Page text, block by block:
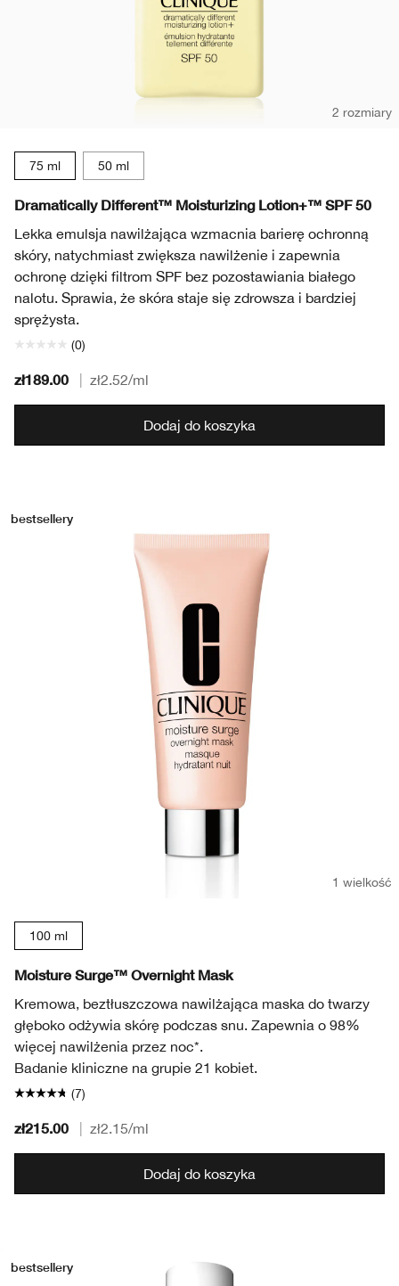
2 rozmiary
75 ml 50 ml
Dramatically Different™ Moisturizing Lotion+™ SPF 50
Lekka emulsja nawilżająca wzmacnia barierę ochronną
skóry, natychmiast zwiększa nawilżenie i zapewnia
ochronę dzięki filtrom SPF bez pozostawiania białego
nalotu. Sprawia, że skóra staje się zdrowsza i bardziej
sprężysta.
(0)
zł189.00 zł2.52/ml
Dodaj do koszyka
bestsellery
1 wielkość
100 ml
Moisture Surge™ Overnight Mask
Kremowa, beztłuszczowa nawilżająca maska do twarzy
głęboko odżywia skórę podczas snu. Zapewnia o 98%
więcej nawilżenia przez noc*.
Badanie kliniczne na grupie 21 kobiet.
(7)
zł215.00 zł2.15/ml
Dodaj do koszyka
bestsellery